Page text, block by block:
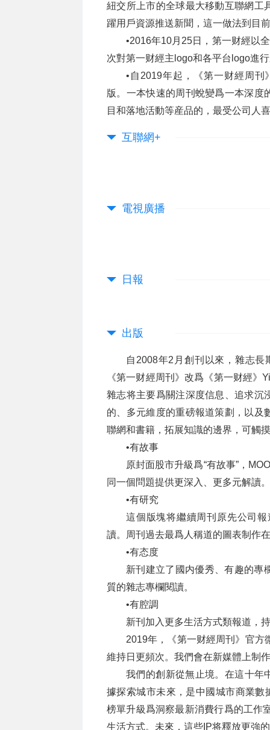
紐交所上市的全球最大移動互聯網工
躍用戶資源推送新聞，這一做法到目
•2016年10月25日，第一财經以
次對第一财經主logo和各平台logo進
•自2019年起，《第一财經周
版。一本快速的周刊蛻變爲一本深度
目和落地活動等産品的，最受公司人
互聯網+
電視廣播
日報
出版
自2008年2月創刊以來，雜志
《第一财經周刊》改爲《第一财經
雜志将主要爲關注深度信息、追求沉
的、多元維度的重磅報道策劃，以及
聯網和書籍，拓展知識的邊界，可觸
•有故事
原封面股市升級爲“有故事”，
同一個問題提供更深入、更多元解讀。
•有研究
這個版塊将繼續周刊原先公司
讀。周刊過去最爲人稱道的圖表制作
•有态度
新刊建立了國内優秀、有趣的專
質的雜志專欄閱讀。
•有腔調
新刊加入更多生活方式類報道，
2019年，《第一财經周刊》官方
維持日更頻次。我們會在新媒體上制
我們的創新從無止境。在這十
據探索城市未來，是中國城市商業
榜單升級爲洞察最新消費行爲的工作
生活方式。未來，這些IP将釋放更強